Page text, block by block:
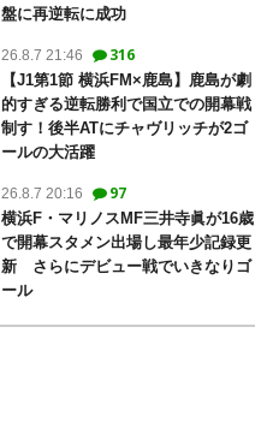
盤に再逆転に成功
26.8.7 21:46 316
【J1第1節 横浜FM×鹿島】鹿島が劇
的すぎる逆転勝利で国立での開幕戦
制す！後半ATにチャヴリッチが2ゴ
ールの大活躍
26.8.7 20:16 97
横浜F・マリノスMF三井寺眞が16歳
で開幕スタメン出場し最年少記録更
新 さらにデビュー戦でいきなりゴ
ール